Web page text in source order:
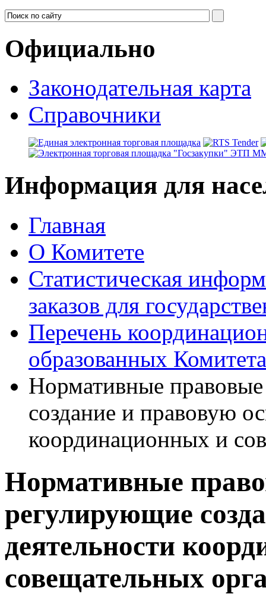
Официально
Законодательная карта
Справочники
Информация для
Главная
О Комитете
Статистическая
заказов для
Перечень
образованных Комитета
Нормативные
создание и правовую
координационных и
Нормативные
регулирующие
деятельности
совещательных